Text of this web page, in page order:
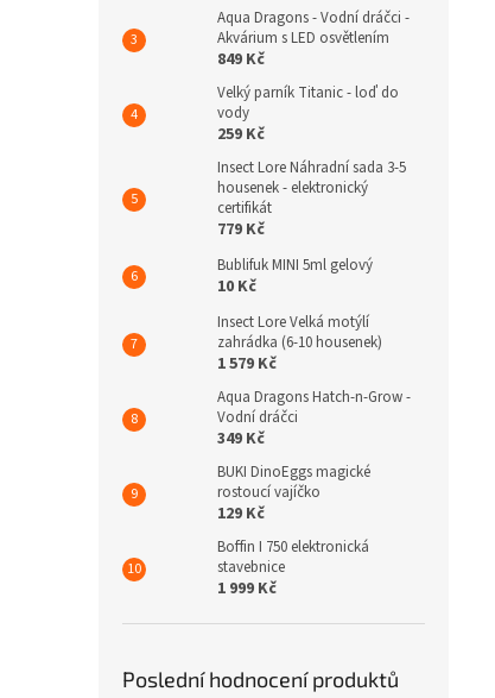
Aqua Dragons - Vodní dráčci -
Akvárium s LED osvětlením
849 Kč
Velký parník Titanic - loď do
vody
259 Kč
Insect Lore Náhradní sada 3-5
housenek - elektronický
certifikát
779 Kč
Bublifuk MINI 5ml gelový
10 Kč
Insect Lore Velká motýlí
zahrádka (6-10 housenek)
1 579 Kč
Aqua Dragons Hatch-n-Grow -
Vodní dráčci
349 Kč
BUKI DinoEggs magické
rostoucí vajíčko
129 Kč
Boffin I 750 elektronická
stavebnice
1 999 Kč
Poslední hodnocení produktů